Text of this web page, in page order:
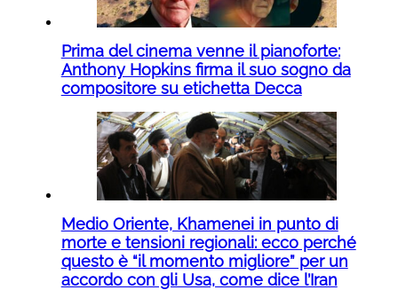
Prima del cinema venne il pianoforte:
Anthony Hopkins firma il suo sogno da
compositore su etichetta Decca
Medio Oriente, Khamenei in punto di
morte e tensioni regionali: ecco perché
questo è “il momento migliore” per un
accordo con gli Usa, come dice l’Iran